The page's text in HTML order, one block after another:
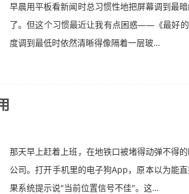
早晨用平板看新闻时总习惯性地把屏幕调到最
了。但这个习惯最近让我有点困惑——《最好
度调到最低时依然清晰得像隔着一层玻…
那天早上赶着上班，在地铁口被堵得动弹不得
公司。打开手机里的电子狗App，原本以为能
果系统提示说"当前位置信号不佳"。这…